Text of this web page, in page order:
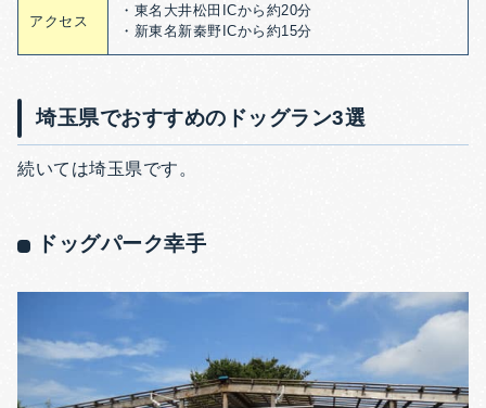
アクセス
・東名大井松田ICから約20分
・新東名新秦野ICから約15分
埼玉県でおすすめのドッグラン3選
続いては埼玉県です。
ドッグパーク幸手